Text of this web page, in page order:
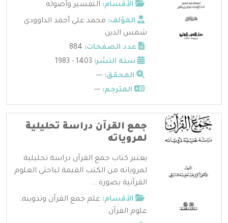
الأقسام: التفسير وأصوله
المؤلف: محمد علي أحمد الداوودي
شمس الدين
عدد الصفحات:
سنة النشر:
المحقق: ---
المترجم: ---
جمع القرآن دراسة تحليلية
لمروياته
يعتبر كتاب جمع القرآن دراسة تحليلية
لمروياته من الكتب القيمة لباحثي العلوم
القرآنية بصورة ...
الأقسام: علم جمع القرآن وتدوينه,
علوم القرآن